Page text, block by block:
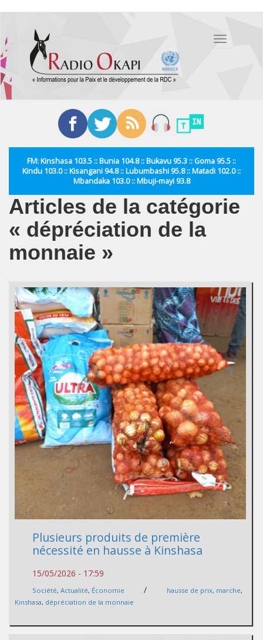
contenu
principal
Toggle
FM: Kinshasa 103.5 :: Bunia 104.8 :: Bukavu 95.3 :: Goma 95.5 ::
Kindu 103.0 :: Kisangani 94.8 :: Lubumbashi 95.8 :: Matadi 102.0 ::
Mbandaka 103.0 :: Mbuji-mayi 93.8
Articles de la catégorie
« dépréciation de la
monnaie »
Plusieurs produits de première
nécessité en hausse à Kinshasa
15/05/2026 - 17:59
Société, Actualité, Économie / hausse de prix, marche,
Kinshasa, dépréciation de la monnaie